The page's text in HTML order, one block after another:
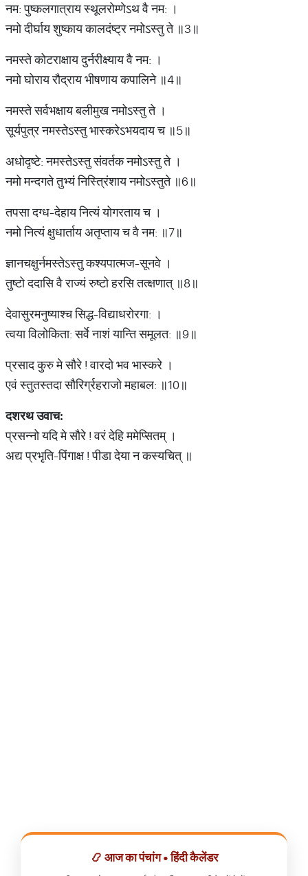
नम: पुष्कलगात्राय स्थूलरोम्णेऽथ वै नम: ।
नमो दीर्घाय शुष्काय कालदंष्ट्र नमोऽस्तु ते ॥3॥
नमस्ते कोटराक्षाय दुर्नरीक्ष्याय वै नम: ।
नमो घोराय रौद्राय भीषणाय कपालिने ॥4॥
नमस्ते सर्वभक्षाय बलीमुख नमोऽस्तु ते ।
सूर्यपुत्र नमस्तेऽस्तु भास्करेऽभयदाय च ॥5॥
अधोदृष्टे: नमस्तेऽस्तु संवर्तक नमोऽस्तु ते ।
नमो मन्दगते तुभ्यं निस्त्रिंशाय नमोऽस्तुते ॥6॥
तपसा दग्ध-देहाय नित्यं योगरताय च ।
नमो नित्यं क्षुधार्ताय अतृप्ताय च वै नम: ॥7॥
ज्ञानचक्षुर्नमस्तेऽस्तु कश्यपात्मज-सूनवे ।
तुष्टो ददासि वै राज्यं रुष्टो हरसि तत्क्षणात् ॥8॥
देवासुरमनुष्याश्च सिद्ध-विद्याधरोरगा: ।
त्वया विलोकिता: सर्वे नाशं यान्ति समूलत: ॥9॥
प्रसाद कुरु मे सौरे ! वारदो भव भास्करे ।
एवं स्तुतस्तदा सौरिर्ग्रहराजो महाबल: ॥10॥
दशरथउवाच:
प्रसन्नो यदि मे सौरे ! वरं देहि ममेप्सितम् ।
अद्य प्रभृति-पिंगाक्ष ! पीडा देया न कस्यचित् ॥
📿 आज का पंचांग • हिंदी कैलेंडर